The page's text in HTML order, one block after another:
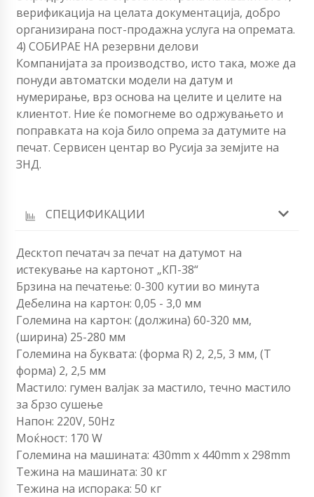
верификација на целата документација, добро
организирана пост-продажна услуга на опремата.
4) СОБИРАЕ НА резервни делови
Компанијата за производство, исто така, може да
понуди автоматски модели на датум и
нумерирање, врз основа на целите и целите на
клиентот. Ние ќе помогнеме во одржувањето и
поправката на која било опрема за датумите на
печат. Сервисен центар во Русија за земјите на
ЗНД.
СПЕЦИФИКАЦИИ
Десктоп печатач за печат на датумот на
истекување на картонот „КП-38“
Брзина на печатење: 0-300 кутии во минута
Дебелина на картон: 0,05 - 3,0 мм
Големина на картон: (должина) 60-320 мм,
(ширина) 25-280 мм
Големина на буквата: (форма R) 2, 2,5, 3 мм, (Т
форма) 2, 2,5 мм
Мастило: гумен валјак за мастило, течно мастило
за брзо сушење
Напон: 220V, 50Hz
Моќност: 170 W
Големина на машината: 430mm x 440mm x 298mm
Тежина на машината: 30 кг
Тежина на испорака: 50 кг